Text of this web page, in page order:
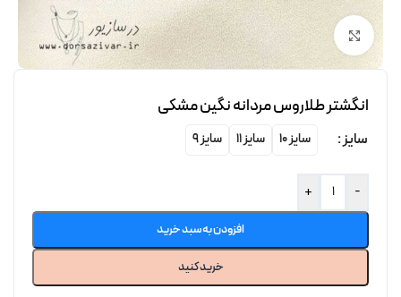
برای بزرگنمایی کلیک کنید
انگشتر طلاروس مردانه نگین مشکی
سایز سایز 10 سایز 11 سایز 9
-
+
افزودن به سبد خرید
خرید کنید